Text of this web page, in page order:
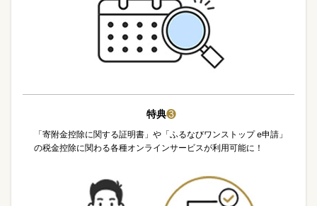
特典❸
「寄附金控除に関する証明書」や「ふるなびワンストップ e申請」
の税金控除に関わる各種オンラインサービスが利用可能に！